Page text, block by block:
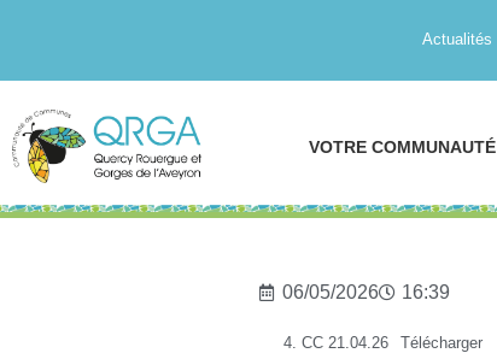
Actualités
VOTRE COMMUNAUTÉ
06/05/2026 16:39
4. CC 21.04.26 Télécharger